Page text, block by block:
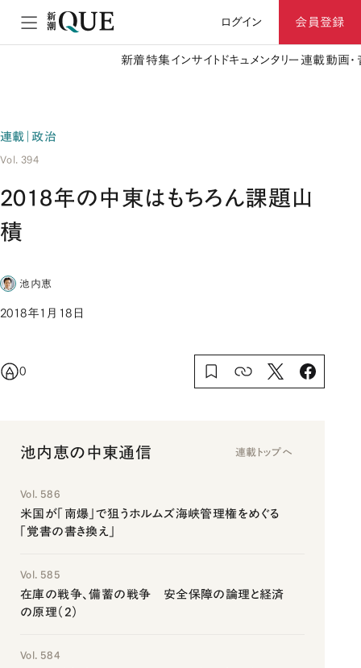
ログイン 会員登録
新着特集 インサイト ドキュメンタリー 連載動画
連載｜政治
Vol. 394
2018年の中東はもちろん課題山
積
池内恵
2018年1月18日
0
池内恵の中東通信 連載トップへ
Vol. 586
米国が「南爆」で狙うホルムズ海峡管理権をめぐる
「覚書の書き換え」
Vol. 585
在庫の戦争、備蓄の戦争 安全保障の論理と経済
の原理（2）
Vol. 584